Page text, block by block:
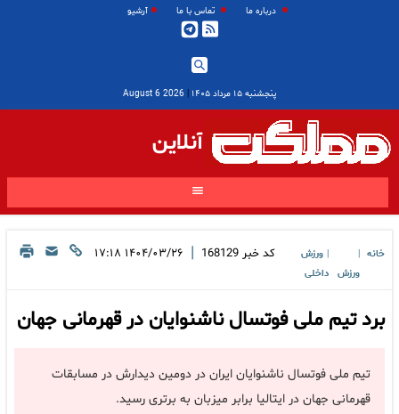
درباره ما تماس با ما آرشیو
پنجشنبه ۱۵ مرداد ۱۴۰۵ |
2026 August 6
آنلاین
خانه
ورزش
ورزش
داخلی
کد خبر 168129
| ۱۴۰۴/۰۳/۲۶ ۱۷:۱۸
برد تیم ملی فوتسال ناشنوایان در قهرمانی جهان
تیم ملی فوتسال ناشنوایان ایران در دومین دیدارش در مسابقات
قهرمانی جهان در ایتالیا برابر میزبان به برتری رسید.